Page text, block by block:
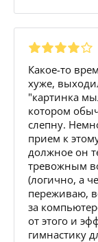
Какое-то
хуже,
"картинка
котором
слепну.
прием к
должное он
тревожным
(логично, а
переживаю,
за
от этого и
гимнастику